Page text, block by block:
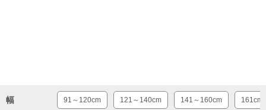
幅 91～120cm 121～140cm 141～160cm 161cm